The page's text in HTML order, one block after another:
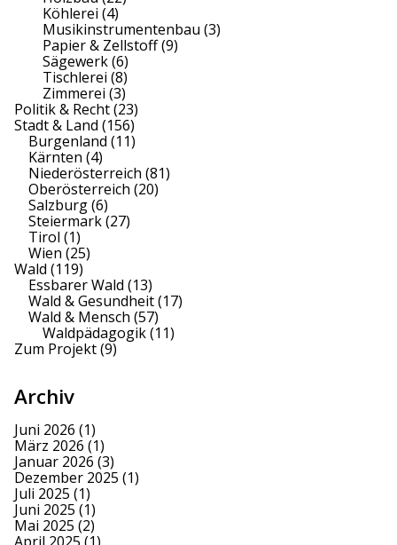
Köhlerei (4)
Musikinstrumentenbau (3)
Papier & Zellstoff(9)
Sägewerk(6)
Tischlerei (8)
Zimmerei (3)
Politik & Recht(23)
Stadt & Land (156)
Burgenland (11)
Kärnten (4)
Niederösterreich (81)
Oberösterreich (20)
Salzburg(6)
Steiermark(27)
Tirol (1)
Wien (25)
Wald (119)
Essbarer Wald (13)
Wald & Gesundheit(17)
Wald & Mensch (57)
Waldpädagogik(11)
Zum Projekt(9)
Archiv
Juni 2026 (1)
März 2026 (1)
Januar 2026 (3)
Dezember 2025 (1)
Juli 2025 (1)
Juni 2025 (1)
Mai 2025 (2)